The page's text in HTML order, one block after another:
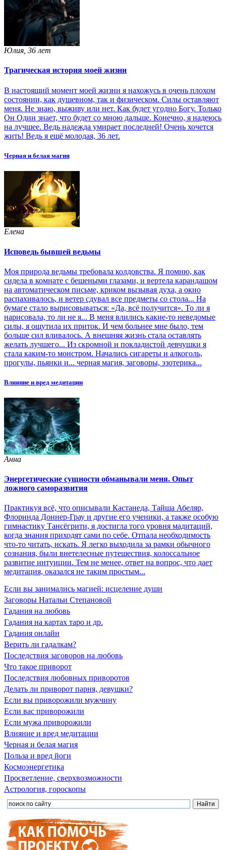
Юлия, 36 лет
Трагическая история моей жизни
В настоящий момент моей жизни я нахожусь в очень плохом
состоянии, как душевном, так и физическом. Силы оставляют
меня. Не знаю, выживу или нет. Как будет угодно Богу. Только
Он Один знает, что будет со мною дальше. Конечно, я надеюсь
на лучшее. Ведь надежда умирает последней! Очень хочется
жить! Ведь я ещё молодая, 36 лет.
Черная и белая магия
Елена
Исповедь бывшей ведьмы
Моя природа ведьмы требовала колдовства. Я помню, как
сидела в комнате с бешеными глазами, и вертела карандашом
на автоматическом письме, криком вызывая духа, а окно
распахивалось, и ветер сдувал все предметы со стола... На
бумаге стало вырисовываться: «Да, всё получится». То ли я
нарисовала, то ли не я... В меня влились какие-то неведомые
силы, я ощутила их приток. И чем больнее мне было, тем
больше сил вливалось. А внешняя жизнь стала оставлять
желать лучшего... Из скромной и покладистой девчушки я
стала каким-то монстром. Начались сигареты и алкоголь,
прогулы, пьянки и... черная магия, заговоры, эзотерика...
Влияние и вред медитации
Анна
Энергетические сущности обманывали меня. Опыт
ложного саморазвития
Практикуя всё, что описывали Кастанеда, Тайша Абеляр,
Флоринда Доннер-Грау и другие его ученики, а также особую
гимнастику Тансёгрити, я достигла того уровня мадитаций,
когда знания приходят сами по себе. Отпала необходимость
что-то читать, искать. Я легко выходила за рамки обычного
сознания, были внетелесные путешествия, колоссальное
развитие интуиции. Тем не менее, ответ на вопрос, что дает
медитация, оказался не таким простым...
Если вы занимались магией: исцеление души
Заговоры Натальи Степановой
Гадания на любовь
Гадания на картах таро и др.
Гадания онлайн
Верить ли гадалкам?
Последствия заговоров на любовь
Что такое приворот
Последствия любовных приворотов
Делать ли приворот парня, девушки?
Если вы приворожили мужчину
Если вас приворожили
Если мужа приворожили
Влияние и вред медитации
Черная и белая магия
Польза и вред йоги
Космоэнергетика
Просветление, сверхвозможности
Астрология, гороскопы